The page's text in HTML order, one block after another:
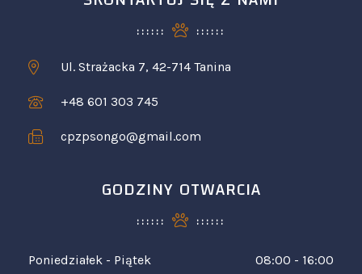
Ul. Strażacka 7, 42-714 Tanina
+48 601 303 745
cpzpsongo@gmail.com
GODZINY OTWARCIA
Poniedziałek - Piątek 08:00 - 16:00